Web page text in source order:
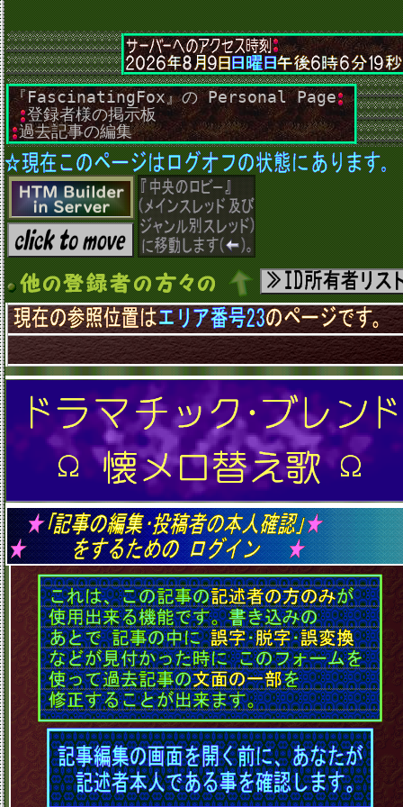
『FascinatingFox』の Personal Page ･
･ 登録者様の掲示板 ･
過去記事の編集